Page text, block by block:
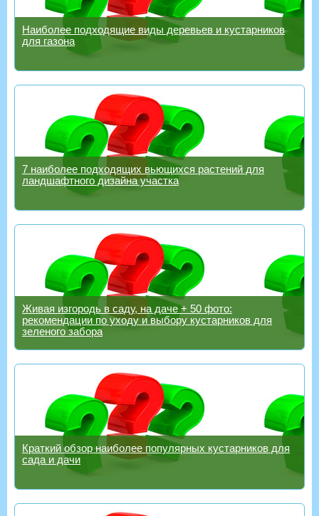
Наиболее подходящие виды деревьев и кустарников
для газона
7 наиболее подходящих вьющихся растений для
ландшафтного дизайна участка
Живая изгородь в саду, на даче + 50 фото:
рекомендации по уходу и выбору кустарников для
зеленого забора
Краткий обзор наиболее популярных кустарников для
сада и дачи